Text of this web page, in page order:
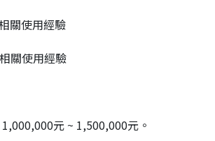
關使用經驗
關使用經驗
1,000,000元 ~ 1,500,000元。